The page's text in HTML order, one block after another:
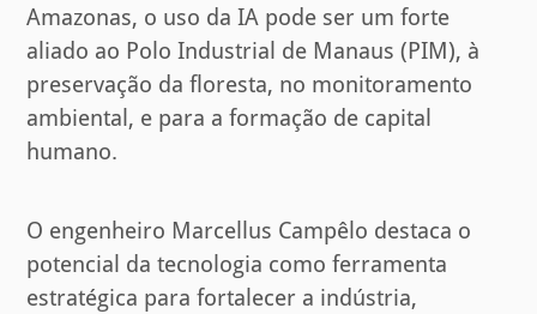
Amazonas, o uso da IA pode ser um forte
aliado ao Polo Industrial de Manaus (PIM), à
preservação da floresta, no monitoramento
ambiental, e para a formação de capital
humano.
O engenheiro Marcellus Campêlo destaca o
potencial da tecnologia como ferramenta
estratégica para fortalecer a indústria,